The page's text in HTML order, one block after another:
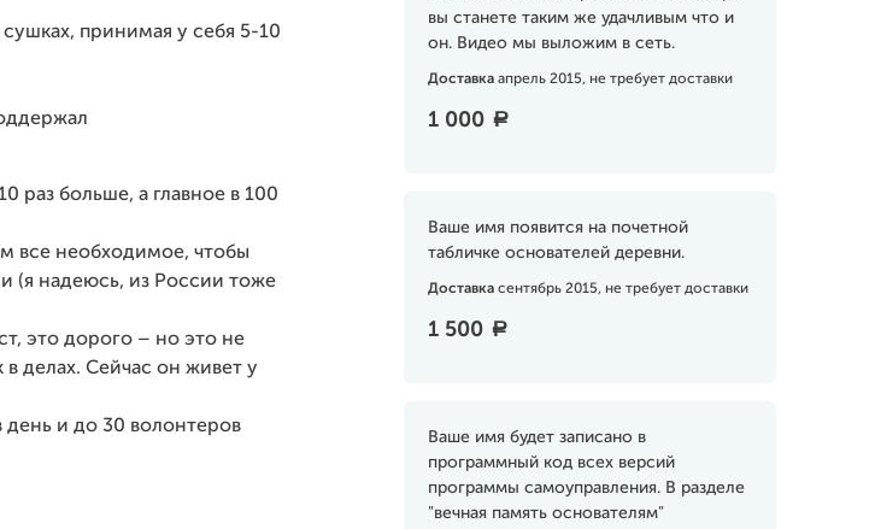
вы станете таким же удачливым что и
он. Видео мы выложим в сеть.
Доставка апрель 2015, не требует доставки
1 000 a
Ваше имя появится на почетной
табличке основателей деревни.
Доставка сентябрь 2015, не требует доставки
1 500 a
Ваше имя будет записано в
программный код всех версий
программы самоуправления. В разделе
"вечная память основателям"
принимая у себя 5-10
раз больше, а главное в 100
все необходимое, чтобы
(я надеюсь, из России тоже
это дорого – но это не
делах. Сейчас он живет у
день и до 30 волонтеров